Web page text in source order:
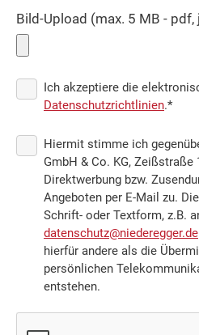
Bild-Upload (max. 5 MB - pdf,
Ich akzeptiere die
Datenschutzrichtlinien.*
Hiermit stimme ich
GmbH & Co. KG, Zeißstraße
Direktwerbung bzw.
Angeboten per E-Mail zu.
Schrift- oder Textform, z.B.
datenschutz@niederegger.de
hierfür andere als die
persönlichen
entstehen.